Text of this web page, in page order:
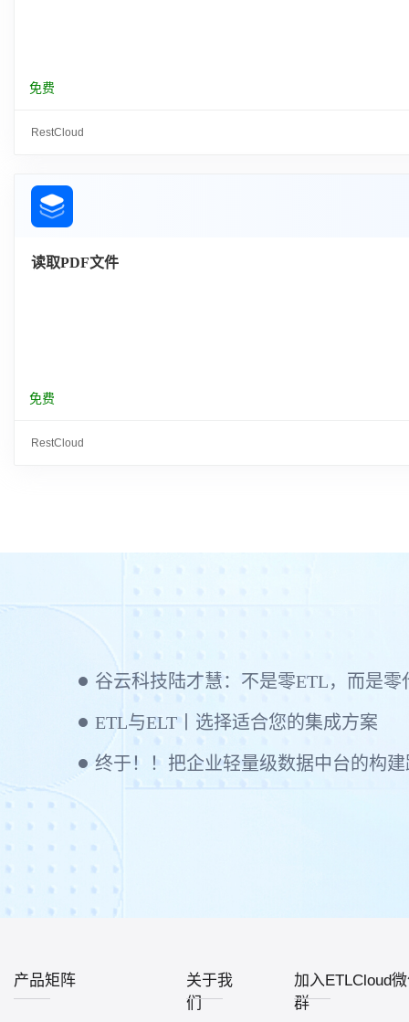
免费
RestCloud
读取PDF文件
免费
RestCloud
ETL与ELT丨选择适合您的集成方案
终于！！把企业轻量级数据中台的构
产品矩阵
关于我
们
加入ETLCloud
群